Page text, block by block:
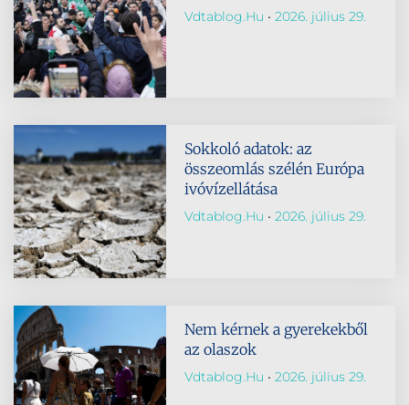
Vdtablog.hu 2026. július 29.
Sokkoló adatok: az
összeomlás szélén Európa
ivóvízellátása
Vdtablog.hu 2026. július 29.
Nem kérnek a gyerekekből
az olaszok
Vdtablog.hu 2026. július 29.